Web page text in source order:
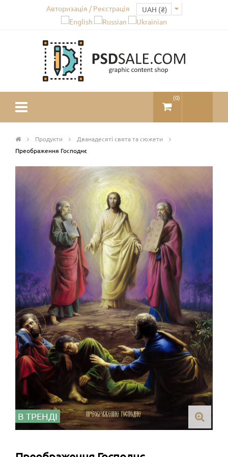
Авторизація / Реєстрація
(0)
Продукти
Дванадесяті свята та сюжети
Преображення Господнє
В ТРЕНДІ